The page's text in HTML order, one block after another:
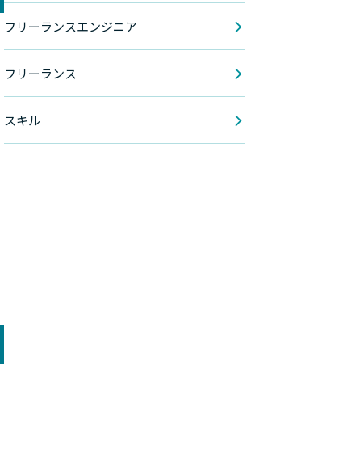
フリーランスエンジニア
フリーランス
スキル